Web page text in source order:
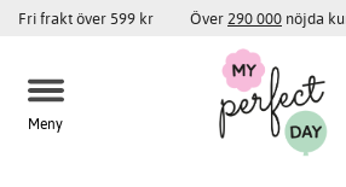
Fri frakt över 599 kr Över 290 000 nöjda
Meny